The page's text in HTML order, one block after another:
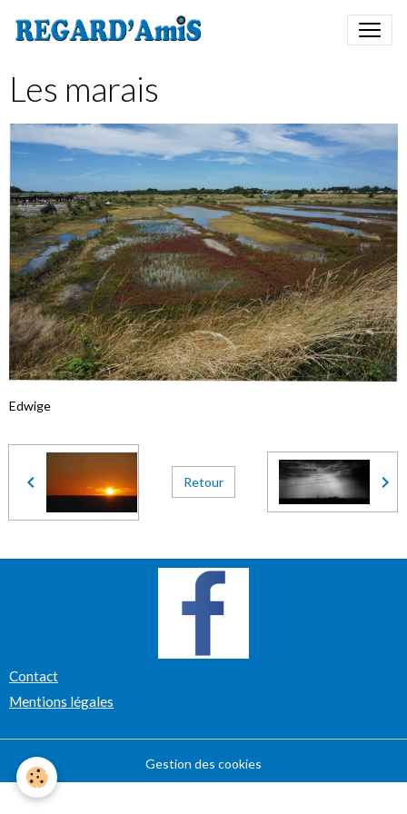
Les marais
Edwige
Retour
Contact
Mentions légales
Gestion des cookies